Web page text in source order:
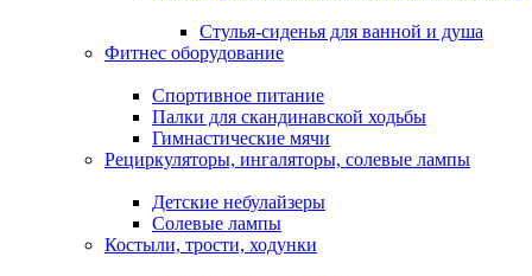
Стулья-сиденья для ванной и душа
Фитнес оборудование
Спортивное питание
Палки для скандинавской ходьбы
Гимнастические мячи
Рециркуляторы, ингаляторы, солевые лампы
Детские небулайзеры
Солевые лампы
Костыли, трости, ходунки